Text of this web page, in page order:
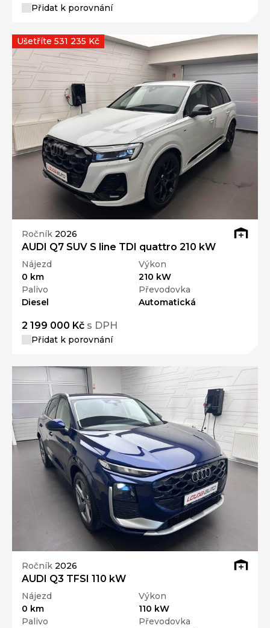
Přidat k porovnání
Ročník 2026
AUDI Q7 SUV S line TDI quattro 210 kW
Nájezd
0 km
Výkon
210 kW
Palivo
Diesel
Převodovka
Automatická
2 199 000 Kč s DPH
Přidat k porovnání
Ušetříte 531 235 Kč
Ročník 2026
AUDI Q3 TFSI 110 kW
Nájezd
0 km
Výkon
110 kW
Palivo
Převodovka